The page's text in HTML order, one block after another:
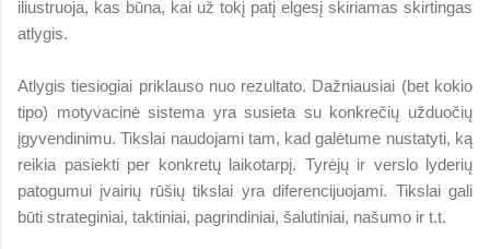
iliustruoja, kas būna, kai už tokį patį elgesį skiriamas skirtingas
atlygis.
Atlygis tiesiogiai priklauso nuo rezultato. Dažniausiai (bet kokio
tipo) motyvacinė sistema yra susieta su konkrečių užduočių
įgyvendinimu. Tikslai naudojami tam, kad galėtume nustatyti, ką
reikia pasiekti per konkretų laikotarpį. Tyrėjų ir verslo lyderių
patogumui įvairių rūšių tikslai yra diferencijuojami. Tikslai gali
būti strateginiai, taktiniai, pagrindiniai, šalutiniai, našumo ir t.t.